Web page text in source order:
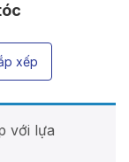
xếp
với lựa